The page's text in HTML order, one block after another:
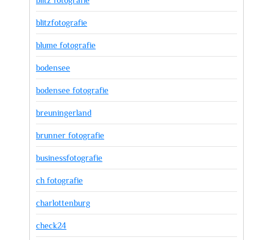
blitzfotografie
blume fotografie
bodensee
bodensee fotografie
breuningerland
brunner fotografie
businessfotografie
ch fotografie
charlottenburg
check24